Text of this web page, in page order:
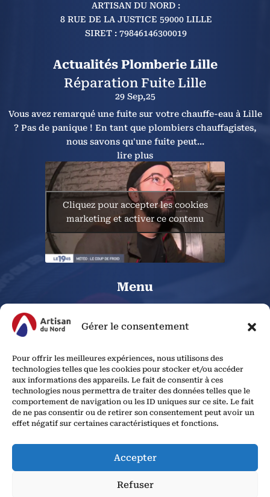
Gérer le consentement
Pour offrir les meilleures expériences, nous utilisons des
technologies telles que les cookies pour stocker et/ou accéder
aux informations des appareils. Le fait de consentir à ces
technologies nous permettra de traiter des données telles que le
comportement de navigation ou les ID uniques sur ce site. Le fait
de ne pas consentir ou de retirer son consentement peut avoir un
effet négatif sur certaines caractéristiques et fonctions.
Accepter
Refuser
ARTISAN DU NORD :
8 RUE DE LA JUSTICE 59000 LILLE
SIRET : 79846146300019
Actualités Plomberie Lille
Réparation Fuite Lille
29 Sep,25
Vous avez remarqué une fuite sur votre chauffe-eau à Lille
? Pas de panique ! En tant que plombiers chauffagistes,
nous savons qu'une fuite peut...
lire plus
Cliquez pour accepter les cookies
marketing et activer ce contenu
Menu
Actualités
Plan du site
Mentions légales
Nos partenaires
Copyright © 2025Plombier Lille| ByKreyatik